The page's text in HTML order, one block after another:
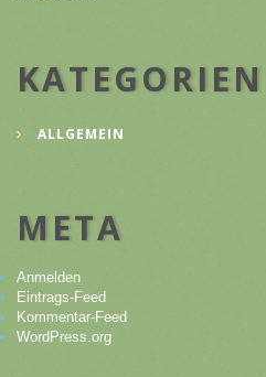
KATEGORIEN
ALLGEMEIN
META
Anmelden
Eintrags-Feed
Kommentar-Feed
WordPress.org